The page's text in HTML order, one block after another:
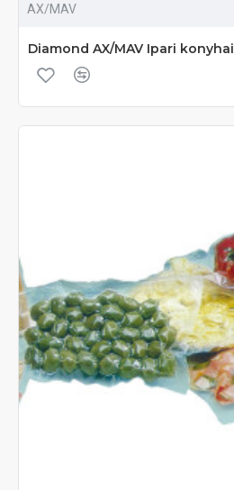
AX/MAV
Diamond AX/MAV Ipari